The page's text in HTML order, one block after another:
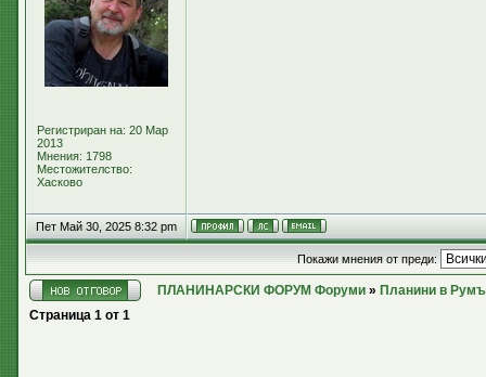
Регистриран на: 20 Мар
2013
Мнения: 1798
Местожителство:
Хасково
Пет Май 30, 2025 8:32 pm
Покажи мнения от преди:
ПЛАНИНАРСКИ ФОРУМ Форуми » Планини в
Страница 1 от 1